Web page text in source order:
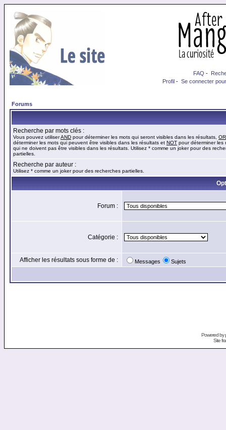
FAQ -
Profil - Se connecter
Forums
Recherche par mots clés :
Vous pouvez utiliserAND pour déterminer les mots qui seront visibles dans les résultats, OR
déterminer les mots qui peuvent être visibles dans les résultats et NOT pour déterminer les
qui ne doivent pas être visibles dans les résultats. Utilisez * comme un joker pour des
partielles.
Recherche par auteur :
Utilisez * comme un joker pour des recherches partielles.
Forum :
Catégorie :
Afficher les résultats sous forme de : Messages Sujets
Powered by
Site